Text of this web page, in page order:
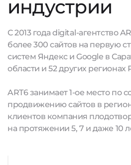
индустрии
С 2013 года digital-агентство
более 300 сайтов на первую
систем Яндекс и Google в
области и 52 других регионах
ART6 занимает 1-ое место по
продвижению сайтов в
клиентов компания
на протяжении 5, 7 и даже 10